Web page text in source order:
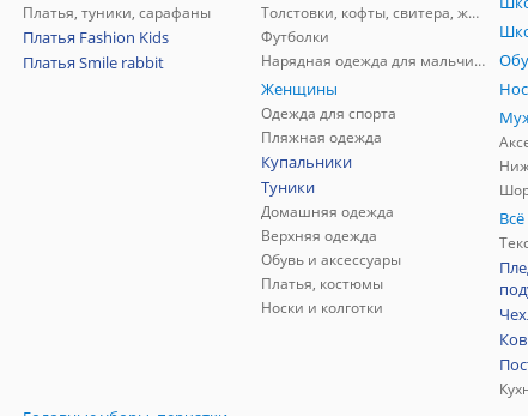
Платья, туники, сарафаны
Платья Fashion Kids
Платья Smile rabbit
Толстовки, кофты, свитера, жилеты
Футболки
Нарядная одежда для мальчиков
Женщины
Одежда для спорта
Пляжная одежда
Купальники
Туники
Домашняя одежда
Верхняя одежда
Обувь и аксессуары
Платья, костюмы
Носки и колготки